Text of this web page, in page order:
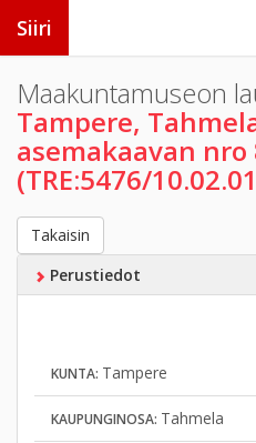
Siiri
Maakuntamuseon
Tampere,
asemakaavan
(TRE:5476/
Takaisin
Perustiedot
KUNTA: Tampere
KAUPUNGINOSA: Tahmela